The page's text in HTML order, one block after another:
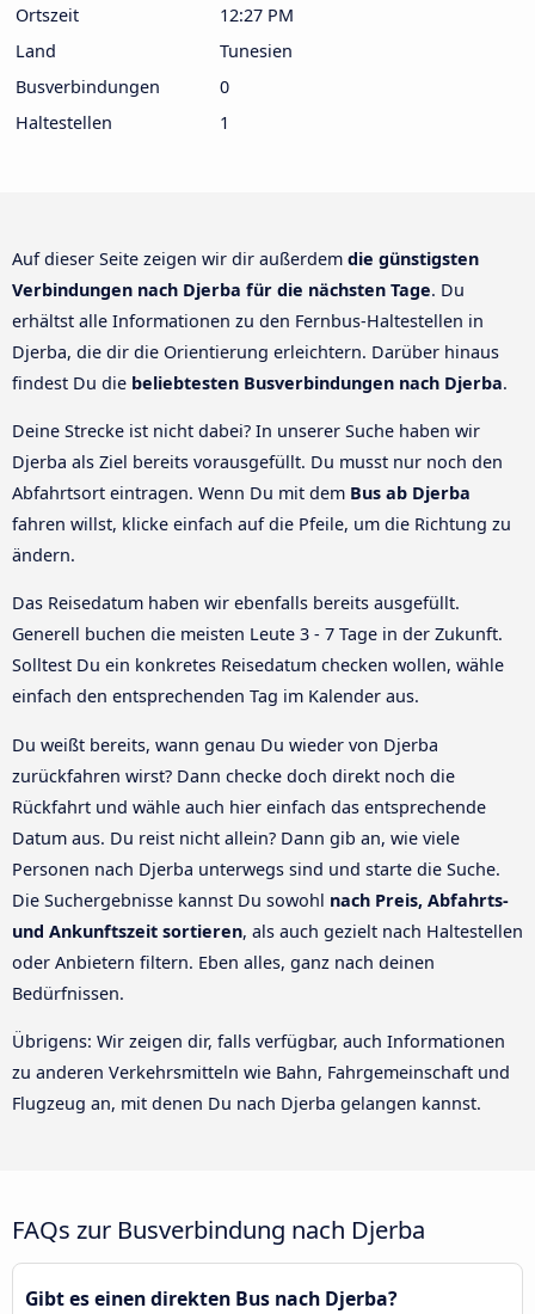
Ortszeit
12:27 PM
Land
Tunesien
Busverbindungen
0
Haltestellen
1
Auf dieser Seite zeigen wir dir außerdem die günstigsten
Verbindungen nach Djerba für die nächsten Tage. Du
erhältst alle Informationen zu den Fernbus-Haltestellen in
Djerba, die dir die Orientierung erleichtern. Darüber hinaus
findest Du die beliebtesten Busverbindungen nach Djerba.
Deine Strecke ist nicht dabei? In unserer Suche haben wir
Djerba als Ziel bereits vorausgefüllt. Du musst nur noch den
Abfahrtsort eintragen. Wenn Du mit dem Bus ab Djerba
fahren willst, klicke einfach auf die Pfeile, um die Richtung zu
ändern.
Das Reisedatum haben wir ebenfalls bereits ausgefüllt.
Generell buchen die meisten Leute 3 - 7 Tage in der Zukunft.
Solltest Du ein konkretes Reisedatum checken wollen, wähle
einfach den entsprechenden Tag im Kalender aus.
Du weißt bereits, wann genau Du wieder von Djerba
zurückfahren wirst? Dann checke doch direkt noch die
Rückfahrt und wähle auch hier einfach das entsprechende
Datum aus. Du reist nicht allein? Dann gib an, wie viele
Personen nach Djerba unterwegs sind und starte die Suche.
Die Suchergebnisse kannst Du sowohl nach Preis, Abfahrts-
und Ankunftszeit sortieren, als auch gezielt nach Haltestellen
oder Anbietern filtern. Eben alles, ganz nach deinen
Bedürfnissen.
Übrigens: Wir zeigen dir, falls verfügbar, auch Informationen
zu anderen Verkehrsmitteln wie Bahn, Fahrgemeinschaft und
Flugzeug an, mit denen Du nach Djerba gelangen kannst.
FAQs zur Busverbindung nach Djerba
Gibt es einen direkten Bus nach Djerba?